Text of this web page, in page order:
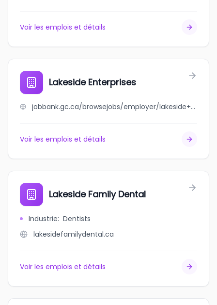
Voir les emplois et détails
Lakeside Enterprises
jobbank.gc.ca/browsejobs/employer/lakeside+enterprises/ca
Voir les emplois et détails
Lakeside Family Dental
Industrie: Dentists
lakesidefamilydental.ca
Voir les emplois et détails